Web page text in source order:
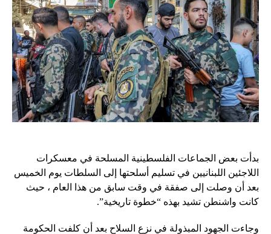
بدأت بعض الجماعات الفلسطينية المسلحة في معسكرات
اللاجئين اللبنانيين في تسليم أسلحتها إلى السلطات يوم الخميس
بعد أن وصلت إلى صفقة في وقت سابق من هذا العام ، حيث
كانت واشنطن تشيد بهذه “خطوة تاريخية”.
وجاءت الجهود المبذولة في نزع السلاح بعد أن كلفت الحكومة